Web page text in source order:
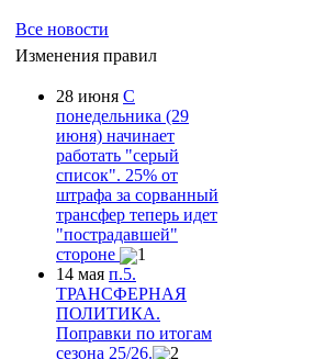
Все новости
Изменения правил
28 июня С
понедельника (29
июня) начинает
работать "серый
список". 25% от
штрафа за сорванный
трансфер теперь идет
"пострадавшей"
стороне
1
14 мая п.5.
ТРАНСФЕРНАЯ
ПОЛИТИКА.
Поправки по итогам
сезона 25/26.
2